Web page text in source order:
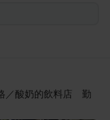
／酸奶的飲料店 勤